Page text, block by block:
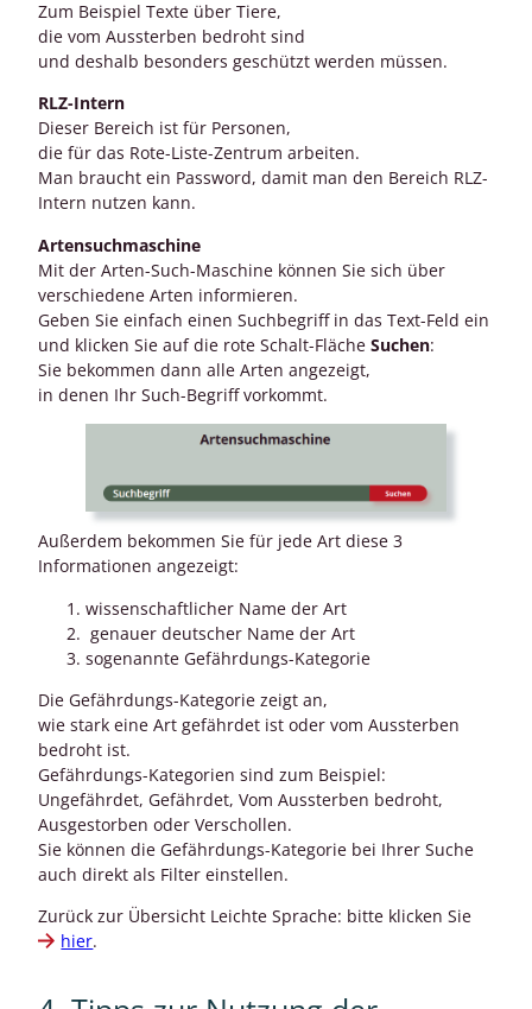
Zum Beispiel Texte über Tiere,
die vom Aussterben bedroht sind
und deshalb besonders geschützt werden müssen.
RLZ-Intern
Dieser Bereich ist für Personen,
die für das Rote-Liste-Zentrum arbeiten.
Man braucht ein Password, damit man den Bereich RLZ-
Intern nutzen kann.
Artensuchmaschine
Mit der Arten-Such-Maschine können Sie sich über
verschiedene Arten informieren.
Geben Sie einfach einen Suchbegriff in das Text-Feld ein
und klicken Sie auf die rote Schalt-Fläche Suchen:
Sie bekommen dann alle Arten angezeigt,
in denen Ihr Such-Begriff vorkommt.
Außerdem bekommen Sie für jede Art diese 3
Informationen angezeigt:
wissenschaftlicher Name der Art
genauer deutscher Name der Art
sogenannte Gefährdungs-Kategorie
Die Gefährdungs-Kategorie zeigt an,
wie stark eine Art gefährdet ist oder vom Aussterben
bedroht ist.
Gefährdungs-Kategorien sind zum Beispiel:
Ungefährdet, Gefährdet, Vom Aussterben bedroht,
Ausgestorben oder Verschollen.
Sie können die Gefährdungs-Kategorie bei Ihrer Suche
auch direkt als Filter einstellen.
Zurück zur Übersicht Leichte Sprache: bitte klicken Sie
hier.